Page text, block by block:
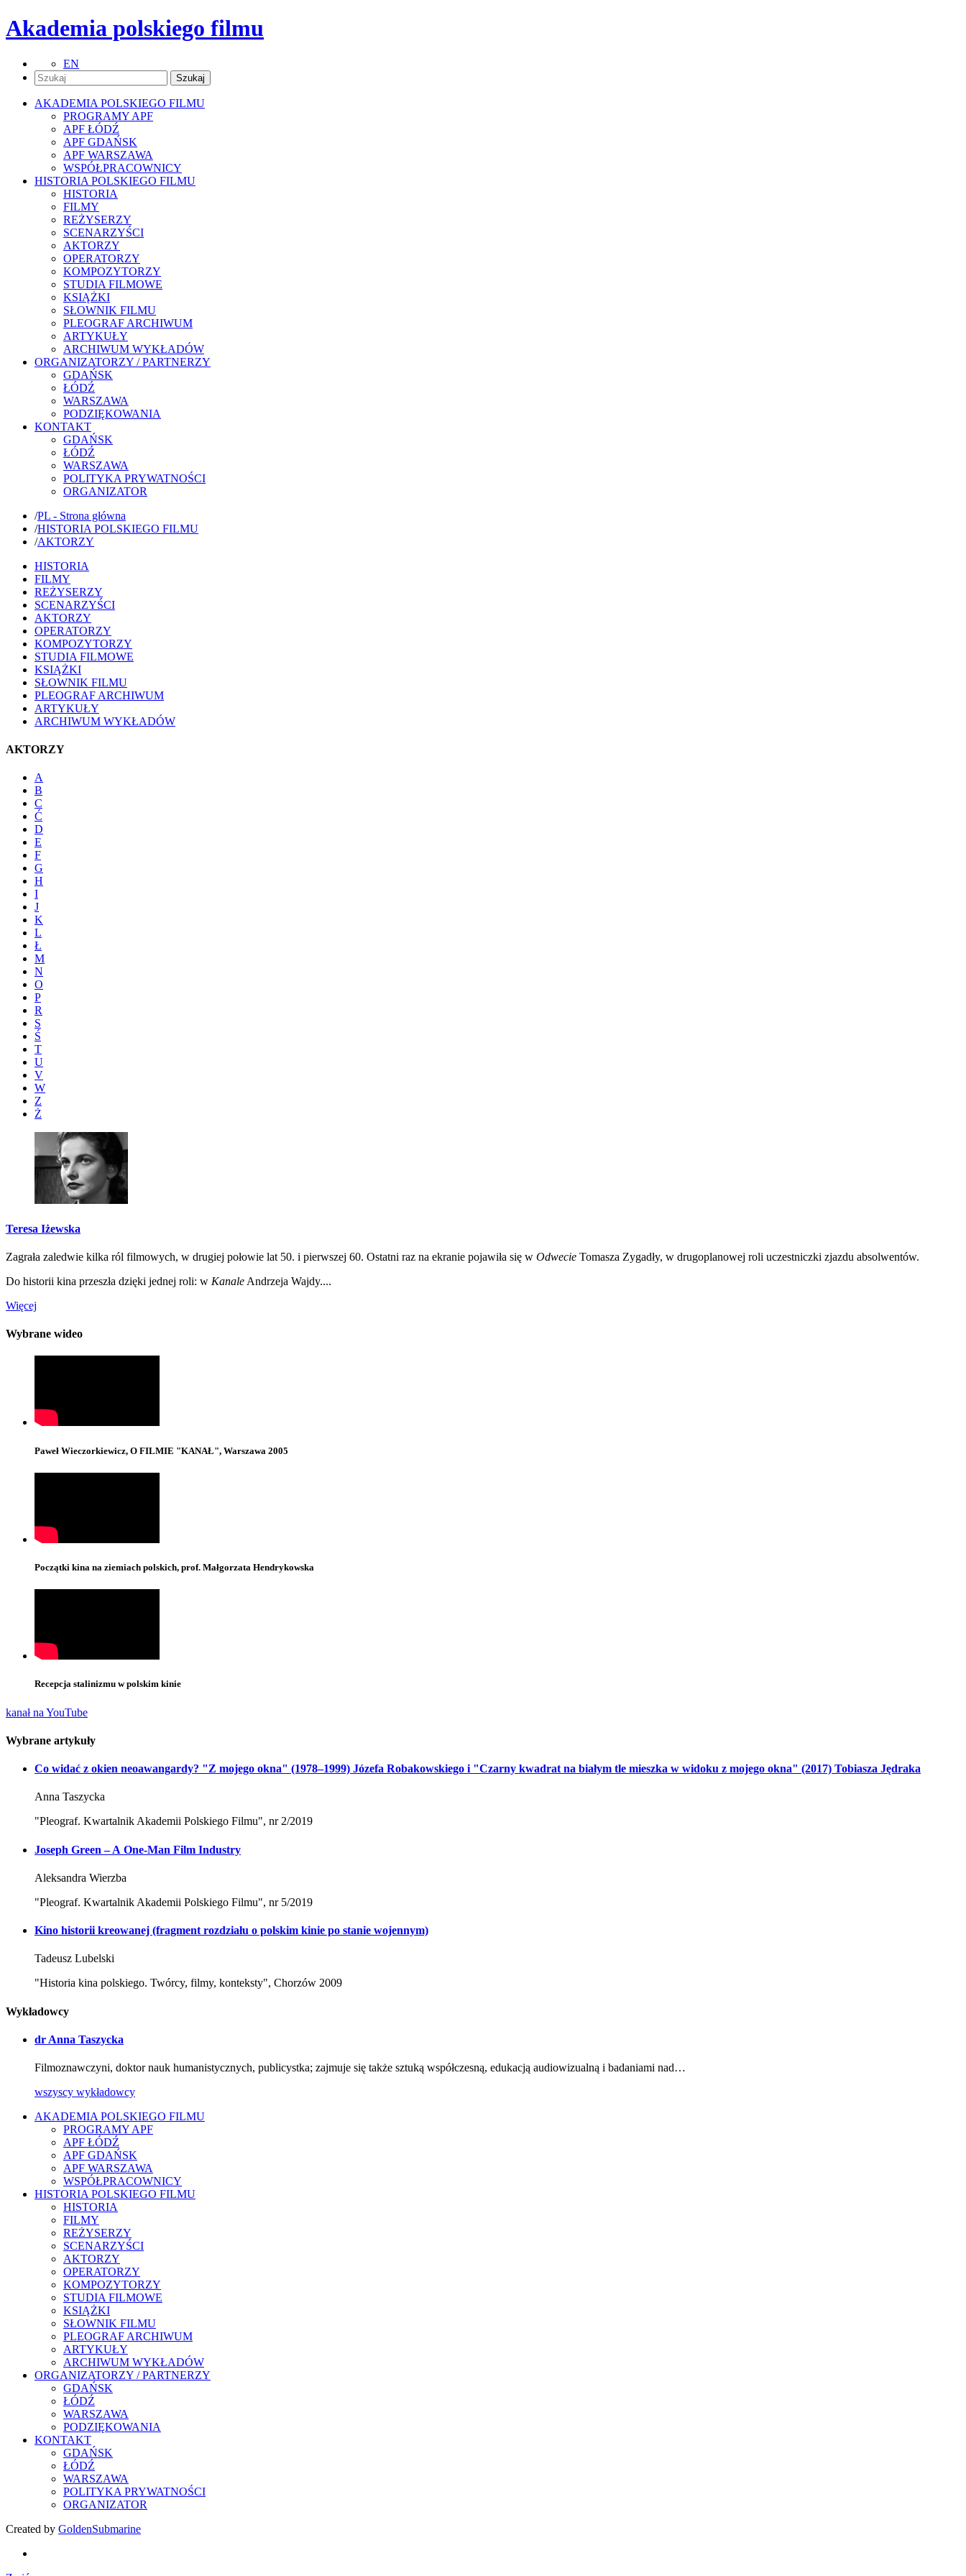
Akademia polskiego filmu
EN
AKADEMIA POLSKIEGO FILMU
PROGRAMY APF
APF ŁÓDŹ
APF GDAŃSK
APF WARSZAWA
WSPÓŁPRACOWNICY
HISTORIA POLSKIEGO FILMU
HISTORIA
FILMY
REŻYSERZY
SCENARZYŚCI
AKTORZY
OPERATORZY
KOMPOZYTORZY
STUDIA FILMOWE
KSIĄŻKI
SŁOWNIK FILMU
PLEOGRAF ARCHIWUM
ARTYKUŁY
ARCHIWUM WYKŁADÓW
ORGANIZATORZY / PARTNERZY
GDAŃSK
ŁÓDŹ
WARSZAWA
PODZIĘKOWANIA
KONTAKT
GDAŃSK
ŁÓDŹ
WARSZAWA
POLITYKA PRYWATNOŚCI
ORGANIZATOR
/PL - Strona główna
/HISTORIA POLSKIEGO FILMU
/AKTORZY
HISTORIA
FILMY
REŻYSERZY
SCENARZYŚCI
AKTORZY
OPERATORZY
KOMPOZYTORZY
STUDIA FILMOWE
KSIĄŻKI
SŁOWNIK FILMU
PLEOGRAF ARCHIWUM
ARTYKUŁY
ARCHIWUM WYKŁADÓW
AKTORZY
A
B
C
Ć
D
E
F
G
H
I
J
K
L
Ł
M
N
O
P
R
S
Ś
T
U
V
W
Z
Ż
Teresa Iżewska
Zagrała zaledwie kilka ról filmowych, w drugiej połowie lat 50. i pierwszej 60. Ostatni raz na ekranie pojawiła się w Odwecie Tomasza Zygadły, w drugoplanowej roli uczestniczki zjazdu absolwentów.
Do historii kina przeszła dzięki jednej roli: w Kanale Andrzeja Wajdy....
Więcej
Wybrane wideo
Paweł Wieczorkiewicz, O FILMIE "KANAŁ", Warszawa 2005
Początki kina na ziemiach polskich, prof. Małgorzata Hendrykowska
Recepcja stalinizmu w polskim kinie
kanał na YouTube
Wybrane artykuły
Co widać z okien neoawangardy? "Z mojego okna" (1978–1999) Józefa Robakowskiego i "Czarny kwadrat na białym tle mieszka w widoku z mojego okna" (2017) Tobiasza Jędraka
Anna Taszycka
"Pleograf. Kwartalnik Akademii Polskiego Filmu", nr 2/2019
Joseph Green – A One-Man Film Industry
Aleksandra Wierzba
"Pleograf. Kwartalnik Akademii Polskiego Filmu", nr 5/2019
Kino historii kreowanej (fragment rozdziału o polskim kinie po stanie wojennym)
Tadeusz Lubelski
"Historia kina polskiego. Twórcy, filmy, konteksty", Chorzów 2009
Wykładowcy
dr Anna Taszycka
Filmoznawczyni, doktor nauk humanistycznych, publicystka; zajmuje się także sztuką współczesną, edukacją audiowizualną i badaniami nad…
wszyscy wykładowcy
AKADEMIA POLSKIEGO FILMU
PROGRAMY APF
APF ŁÓDŹ
APF GDAŃSK
APF WARSZAWA
WSPÓŁPRACOWNICY
HISTORIA POLSKIEGO FILMU
HISTORIA
FILMY
REŻYSERZY
SCENARZYŚCI
AKTORZY
OPERATORZY
KOMPOZYTORZY
STUDIA FILMOWE
KSIĄŻKI
SŁOWNIK FILMU
PLEOGRAF ARCHIWUM
ARTYKUŁY
ARCHIWUM WYKŁADÓW
ORGANIZATORZY / PARTNERZY
GDAŃSK
ŁÓDŹ
WARSZAWA
PODZIĘKOWANIA
KONTAKT
GDAŃSK
ŁÓDŹ
WARSZAWA
POLITYKA PRYWATNOŚCI
ORGANIZATOR
Created by GoldenSubmarine